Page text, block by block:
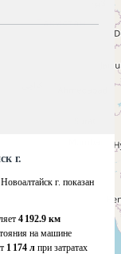
г.
г. показан
4 192.9 км
на машине
1 174 л при затратах